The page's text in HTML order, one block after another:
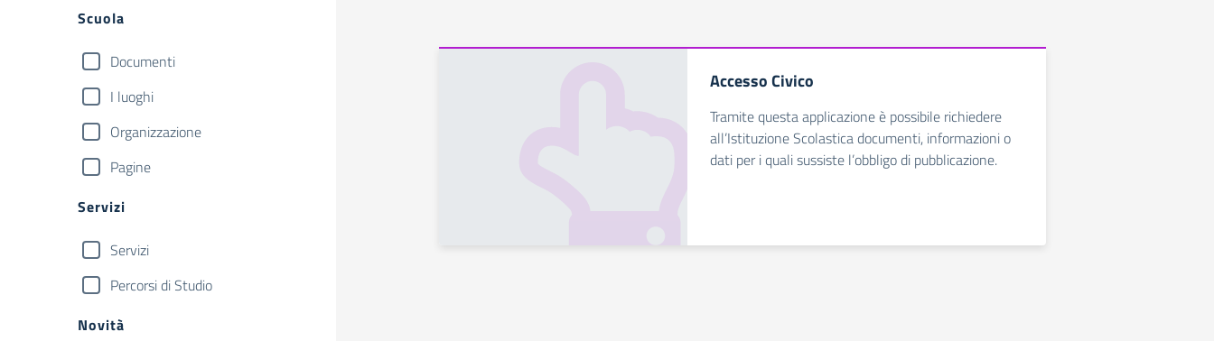
Filtri
Scuola
Documenti
I luoghi
Organizzazione
Pagine
Servizi
Servizi
Percorsi di Studio
Novità
Accesso Civico
Tramite questa applicazione è possibile richiedere
all’Istituzione Scolastica documenti, informazioni o
dati per i quali sussiste l’obbligo di pubblicazione.